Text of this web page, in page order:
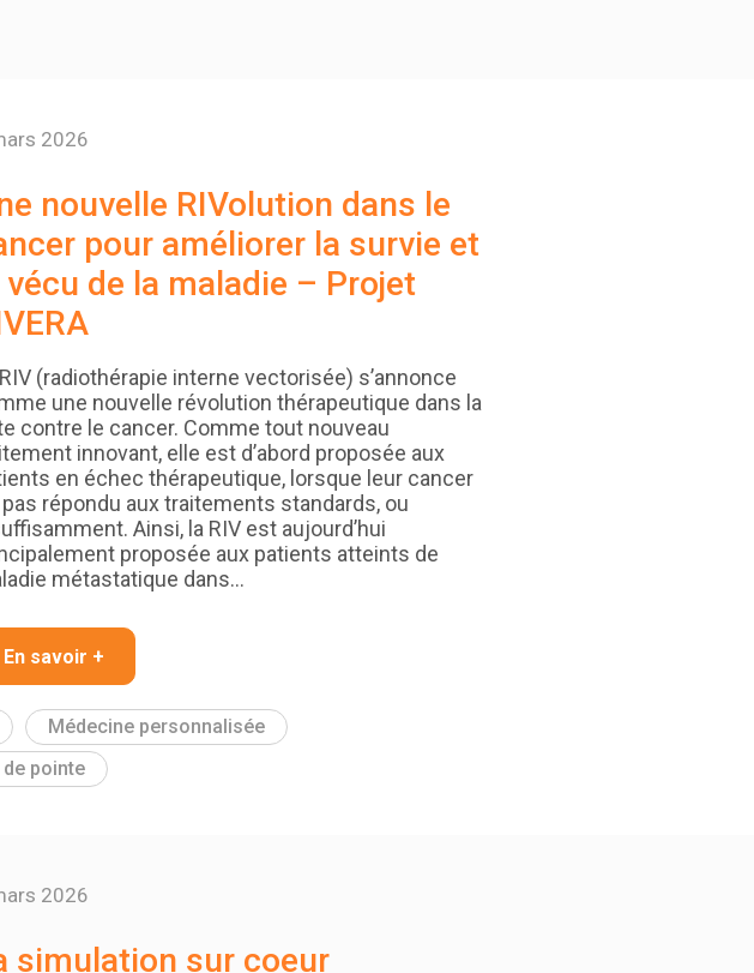
2026
nouvelle RIVolution dans le
pour améliorer la survie et
vécu de la maladie – Projet
(radiothérapie interne vectorisée) s’annonce
une nouvelle révolution thérapeutique dans la
contre le cancer. Comme tout nouveau
innovant, elle est d’abord proposée aux
en échec thérapeutique, lorsque leur cancer
pas répondu aux traitements standards, ou
Ainsi, la RIV est aujourd’hui
proposée aux patients atteints de
métastatique dans…
En savoir +
Médecine personnalisée
pointe
2026
simulation sur coeur